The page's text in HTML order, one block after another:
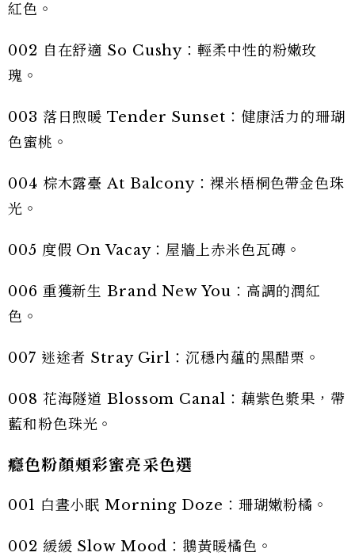
紅色。
002 自在舒適 So Cushy：輕柔中性的粉嫩玫
瑰。
003 落日煦暖 Tender Sunset：健康活力的珊瑚
色蜜桃。
004 棕木露臺 At Balcony：裸米梧桐色帶金色珠
光。
005 度假 On Vacay：屋牆上赤米色瓦磚。
006 重獲新生 Brand New You：高調的潤紅
色。
007 迷途者 Stray Girl：沉穩內蘊的黑醋栗。
008 花海隧道 Blossom Canal：藕紫色漿果，帶
藍和粉色珠光。
癮色粉顏頰彩蜜亮采色選
001 白晝小眠 Morning Doze：珊瑚嫩粉橘。
002 緩緩 Slow Mood：鵝黃暖橘色。